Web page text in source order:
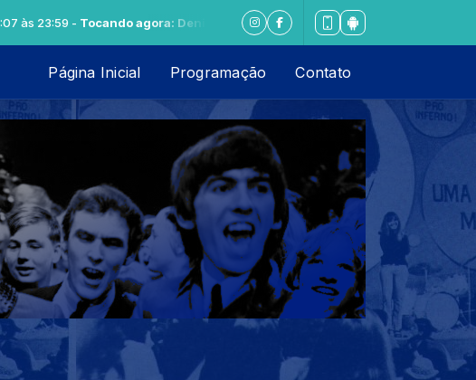
Tocando agora: Deniece Williams - It's Gonna Take a Miracle - 1976#
Página Inicial Programação Contato